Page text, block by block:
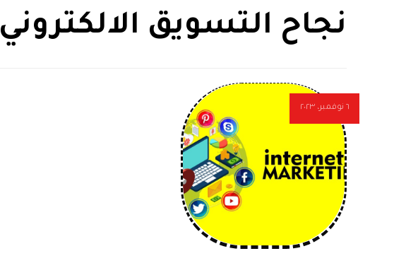
نجاح التسويق الالكتروني
٦ نوفمبر، ٢٠٢٣